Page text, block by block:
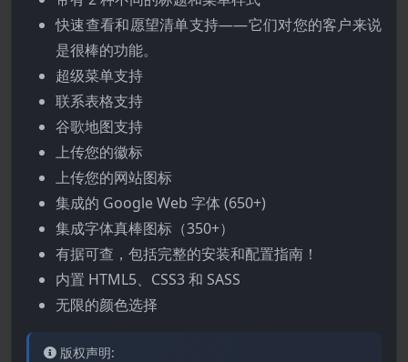
快速查看和愿望清单支持——它们对您的客户来说
是很棒的功能。
超级菜单支持
联系表格支持
谷歌地图支持
上传您的徽标
上传您的网站图标
集成的 Google Web 字体 (650+)
集成字体真棒图标（350+）
有据可查，包括完整的安装和配置指南！
内置 HTML5、CSS3 和 SASS
无限的颜色选择
版权声明: